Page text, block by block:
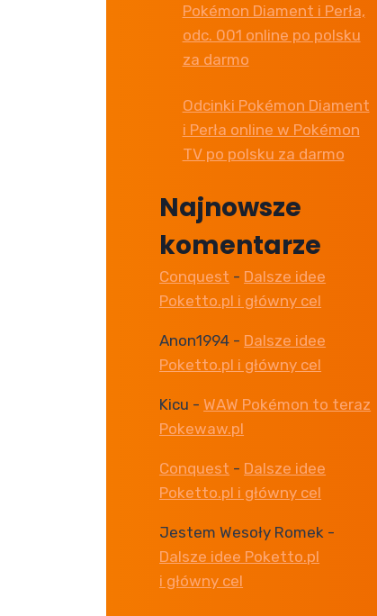
Pokémon Diament i Perła,
odc. 001 online po polsku
za darmo
Odcinki Pokémon Diament
i Perła online w Pokémon
TV po polsku za darmo
Najnowsze
komentarze
Conquest - Dalsze idee
Poketto.pl i główny cel
Anon1994 - Dalsze idee
Poketto.pl i główny cel
Kicu - WAW Pokémon to teraz
Pokewaw.pl
Conquest - Dalsze idee
Poketto.pl i główny cel
Jestem Wesoły Romek -
Dalsze idee Poketto.pl
i główny cel